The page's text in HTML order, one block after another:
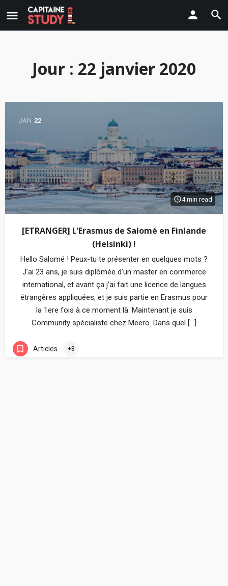
Jour : 22 janvier 2020
JAN 22
4 min read
[ETRANGER] L’Erasmus de Salomé en Finlande
(Helsinki) !
Hello Salomé ! Peux-tu te présenter en quelques mots ?
J’ai 23 ans, je suis diplômée d’un master en commerce
international, et avant ça j’ai fait une licence de langues
étrangères appliquées, et je suis partie en Erasmus pour
la 1ere fois à ce moment là. Maintenant je suis
Community spécialiste chez Meero. Dans quel […]
Articles +3